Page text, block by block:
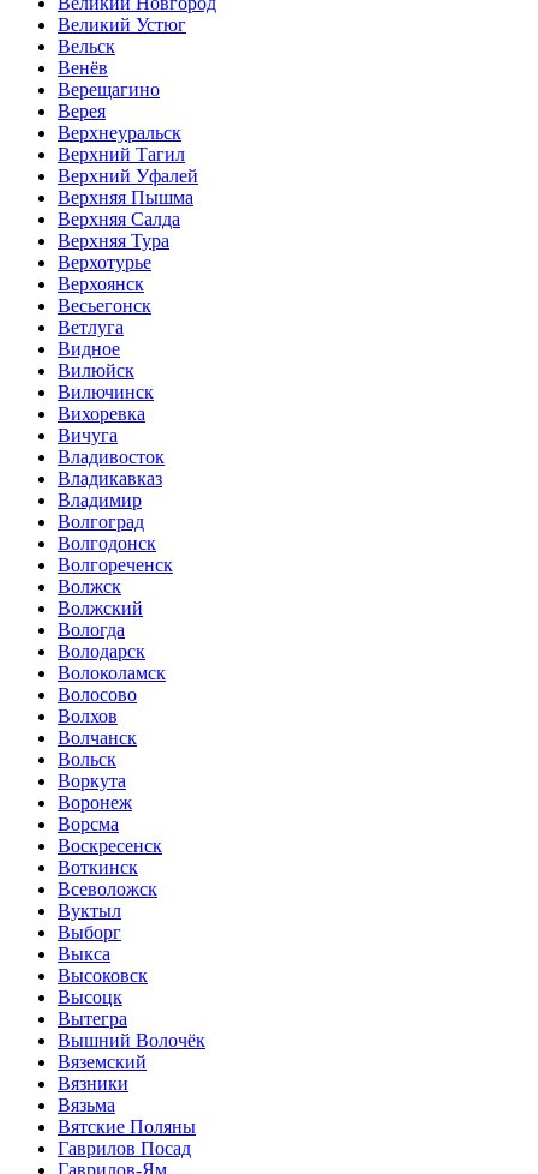
Великий Устюг
Вельск
Венёв
Верещагино
Верея
Верхнеуральск
Верхний Тагил
Верхний Уфалей
Верхняя Пышма
Верхняя Салда
Верхняя Тура
Верхотурье
Верхоянск
Весьегонск
Ветлуга
Видное
Вилюйск
Вилючинск
Вихоревка
Вичуга
Владивосток
Владикавказ
Владимир
Волгоград
Волгодонск
Волгореченск
Волжск
Волжский
Вологда
Володарск
Волоколамск
Волосово
Волхов
Волчанск
Вольск
Воркута
Воронеж
Ворсма
Воскресенск
Воткинск
Всеволожск
Вуктыл
Выборг
Выкса
Высоковск
Высоцк
Вытегра
Вышний Волочёк
Вяземский
Вязники
Вязьма
Вятские Поляны
Гаврилов Посад
Гаврилов-Ям